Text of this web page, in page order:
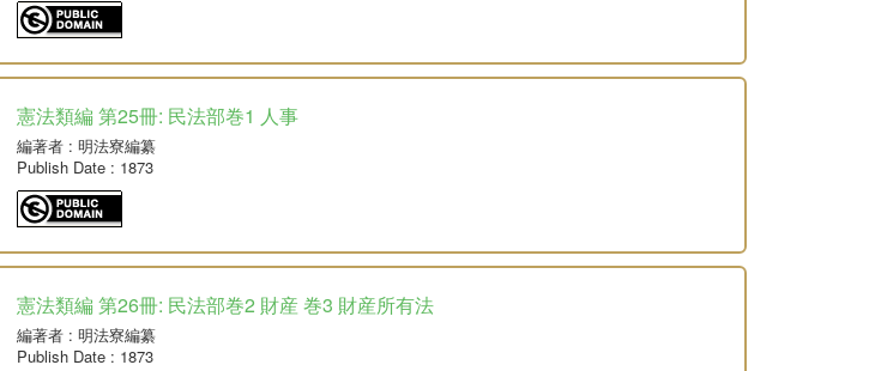
憲法類編 第25冊: 民法部巻1 人事
編著者: 明法寮編纂
Publish Date: 1873
憲法類編 第26冊: 民法部巻2 財産 巻3 財産所有法
編著者: 明法寮編纂
Publish Date: 1873